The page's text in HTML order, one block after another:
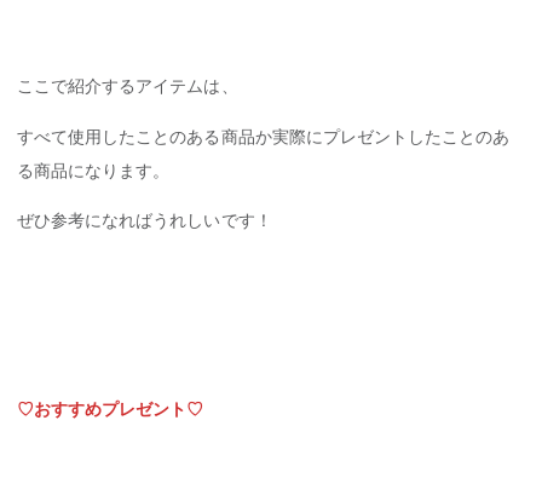
ここで紹介するアイテムは、
すべて使用したことのある商品か実際にプレゼントしたことのあ
る商品になります。
ぜひ参考になればうれしいです！
♡おすすめプレゼント♡